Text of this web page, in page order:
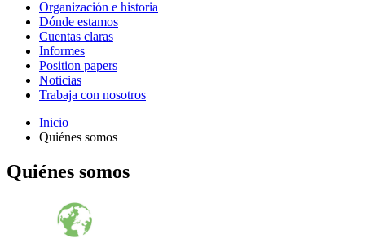
Organización e historia
Dónde estamos
Cuentas claras
Informes
Position papers
Noticias
Trabaja con nosotros
Inicio
Quiénes somos
Quiénes somos